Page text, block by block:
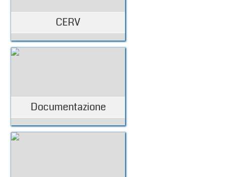
CERV
Documentazione